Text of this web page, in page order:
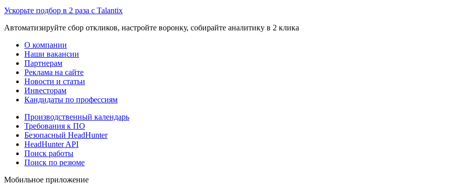
Ускорьте подбор в 2 раза с Talantix
Автоматизируйте сбор откликов, настройте воронку, собирайте аналитику в 2 клика
О компании
Наши вакансии
Партнерам
Реклама на сайте
Новости и статьи
Инвесторам
Кандидаты по профессиям
Производственный календарь
Требования к ПО
Безопасный HeadHunter
HeadHunter API
Поиск работы
Поиск по резюме
Мобильное приложение